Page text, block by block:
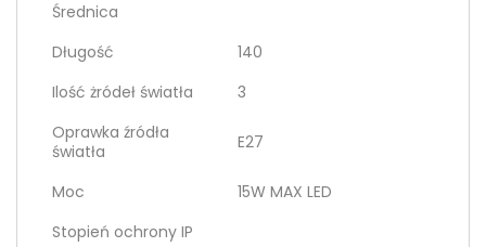
Średnica
Długość
140
Ilość żródeł światła
3
Oprawka źródła
światła
E27
Moc
15W MAX LED
Stopień ochrony IP